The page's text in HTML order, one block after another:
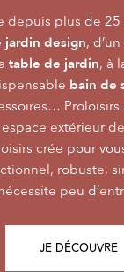
depuis plus de
jardin design,
table de jardin, à
bain de
extérieur
crée pour
robuste,
peu
JE DÉCOUVRE
Premium,
de façon
Le mobilier
et de sa
Voir son
du style
passe par la
en
pour un plaisir
JE DÉCOUVRE
du mobilier
et l’
au plus
Alizé
de style,
pour des instants
pour bien vivre
simplicité, le
JE DÉCOUVRE